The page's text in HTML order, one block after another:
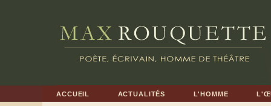
ACCUEIL ACTUALITÉS L'HOMME